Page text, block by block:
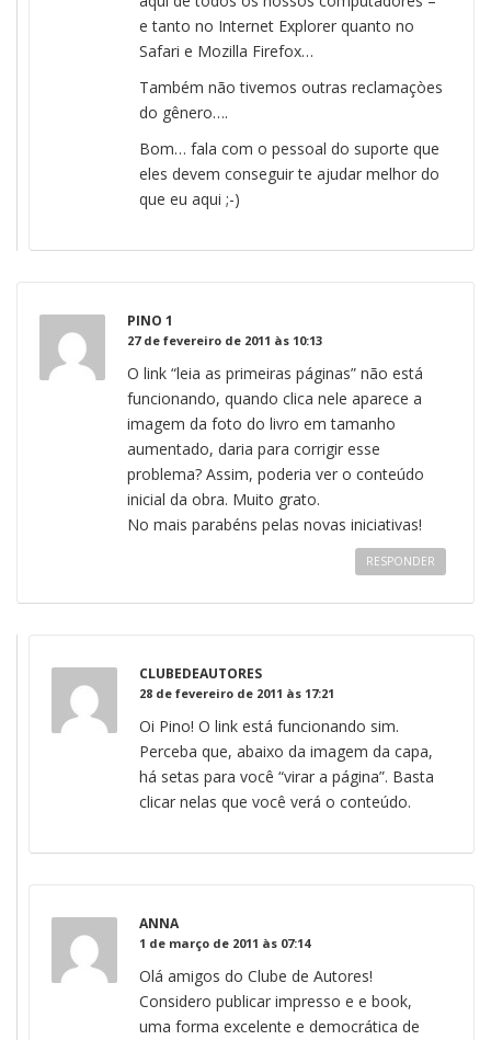
e tanto no Internet Explorer quanto no
Safari e Mozilla Firefox…
Também não tivemos outras reclamaçòes
do gênero….
Bom… fala com o pessoal do suporte que
eles devem conseguir te ajudar melhor do
que eu aqui ;-)
PINO 1
27 de fevereiro de 2011 às 10:13
O link “leia as primeiras páginas” não está
funcionando, quando clica nele aparece a
imagem da foto do livro em tamanho
aumentado, daria para corrigir esse
problema? Assim, poderia ver o conteúdo
inicial da obra. Muito grato.
No mais parabéns pelas novas iniciativas!
RESPONDER
CLUBEDEAUTORES
28 de fevereiro de 2011 às 17:21
Oi Pino! O link está funcionando sim.
Perceba que, abaixo da imagem da capa,
há setas para você “virar a página”. Basta
clicar nelas que você verá o conteúdo.
ANNA
1 de março de 2011 às 07:14
Olá amigos do Clube de Autores!
Considero publicar impresso e e book,
uma forma excelente e democrática de